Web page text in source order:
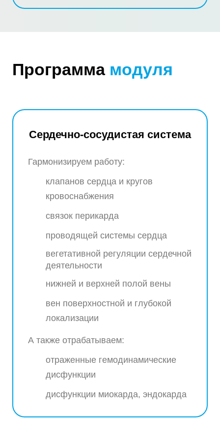
Программа модуля
Сердечно-сосудистая система
Гармонизируем работу:
клапанов сердца и кругов
кровоснабжения
связок перикарда
проводящей системы сердца
вегетативной регуляции сердечной
деятельности
нижней и верхней полой вены
вен поверхностной и глубокой
локализации
А также отрабатываем:
отраженные гемодинамические
дисфункции
дисфункции миокарда, эндокарда